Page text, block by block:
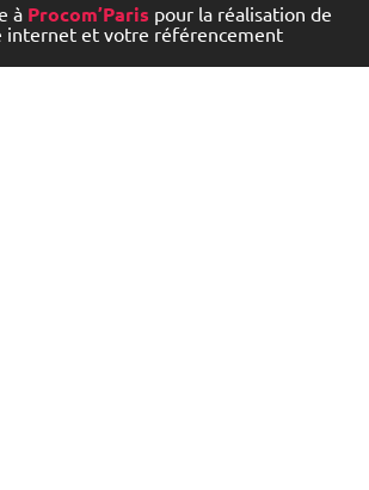
à Procom’Paris pour la réalisation de
internet et votre référencement